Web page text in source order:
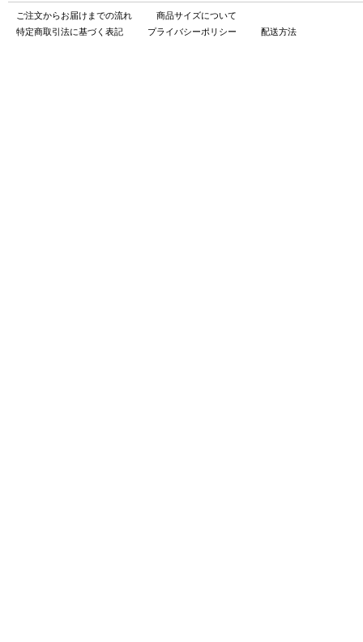
ご注文からお届けまでの流れ
商品サイズについて
特定商取引法に基づく表記
プライバシーポリシー 配送方法